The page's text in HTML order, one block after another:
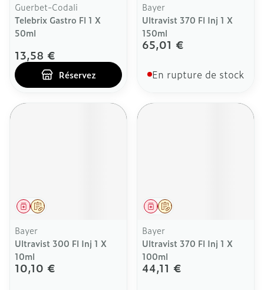
Guerbet-Codali
Telebrix Gastro Fl 1 X
50ml
13,58 €
Réservez
Bayer
Ultravist 370 Fl Inj 1 X
150ml
65,01 €
En rupture de stock
Sur prescription
Médicament
Bayer
Ultravist 300 Fl Inj 1 X
10ml
10,10 €
Sur prescription
Médicament
Bayer
Ultravist 370 Fl Inj 1 X
100ml
44,11 €